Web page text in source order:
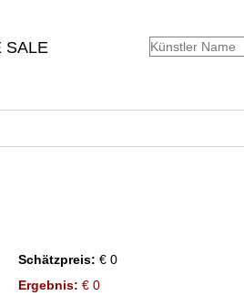
SALE
Schätzpreis: € 0
Ergebnis: € 0